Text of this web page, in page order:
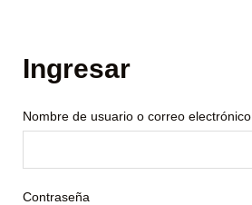
Ingresar
Nombre de usuario o correo electrónico
Contraseña